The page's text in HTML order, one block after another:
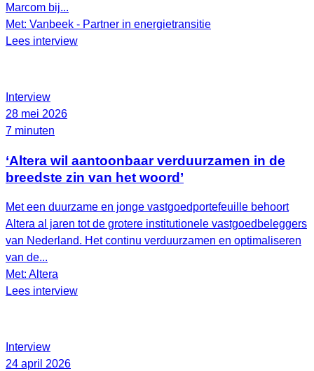
Marcom bij...
Met: Vanbeek - Partner in energietransitie
Lees interview
Interview
28 mei 2026
7 minuten
‘Altera wil aantoonbaar verduurzamen in de
breedste zin van het woord’
Met een duurzame en jonge vastgoedportefeuille behoort
Altera al jaren tot de grotere institutionele vastgoedbeleggers
van Nederland. Het continu verduurzamen en optimaliseren
van de...
Met: Altera
Lees interview
Interview
24 april 2026